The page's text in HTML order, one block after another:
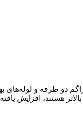
3 لیتمن ویژگی‌های جدیدی را در طراحی و فناوری
هستند، افزایش